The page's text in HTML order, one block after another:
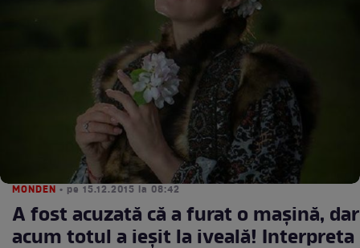
MONDEN • pe 15.12.2015 la 08:42
A fost acuzată că a furat o maşină, dar
acum totul a ieşit la iveală! Interpreta